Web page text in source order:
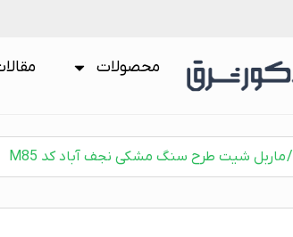
محصولات
/ ماربل شیت طرح سنگ مشکی نجف آباد کد M85